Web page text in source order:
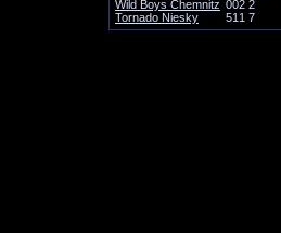
Wild Boys Chemnitz 002 2
Tornado Niesky
51 1 7